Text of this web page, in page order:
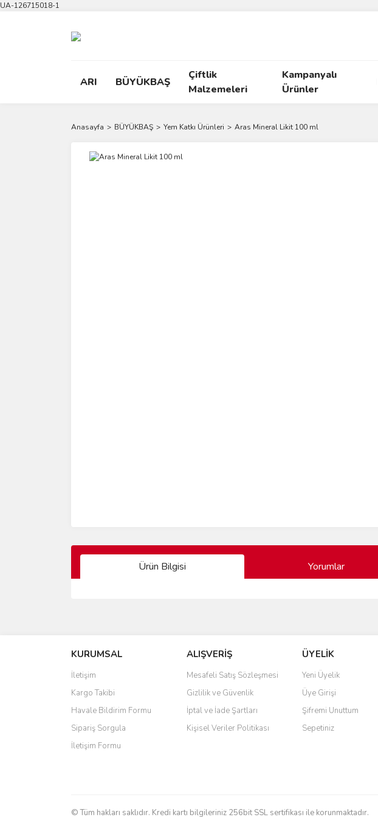
UA-126715018-1
ARI BÜYÜKBAŞ
Çiftlik
Malzemeleri
Kampanyalı
Ürünler
Anasayfa BÜYÜKBAŞ Yem Katkı Ürünleri Aras Mineral Likit 100 ml
Ürün Bilgisi Yorumlar
Ürün resmi kalitesiz, bozuk veya görüntülenemiyor.
Ürün açıklamasında eksik bilgiler bulunuyor.
Ürün bilgilerinde hatalar bulunuyor.
Ürün fiyatı diğer sitelerden daha pahalı.
Bu ürüne benzer farklı alternatifler olmalı.
KURUMSAL
İletişim
Kargo Takibi
Havale Bildirim Formu
Sipariş Sorgula
İletişim Formu
ALIŞVERİŞ
Mesafeli Satış Sözleşmesi
Gizlilik ve Güvenlik
İptal ve İade Şartları
Kişisel Veriler Politikası
ÜYELİK
Yeni Üyelik
Üye Girişi
Şifremi Unuttum
Sepetiniz
© Tüm hakları saklıdır. Kredi kartı bilgileriniz 256bit SSL sertifikası ile korunmaktadır.